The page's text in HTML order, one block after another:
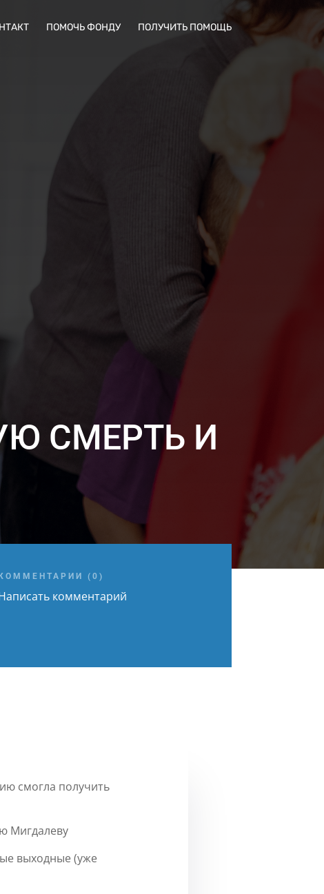
ПОМОЧЬ ФОНДУ ПОЛУЧИТЬ ПОМОЩЬ
СМЕРТЬ И
КОММЕНТАРИИ (0)
комментарий
смогла получить
Мигдалеву
выходные (уже